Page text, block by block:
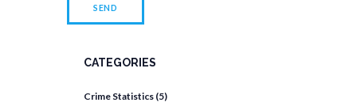
CATEGORIES
Crime Statistics (5)